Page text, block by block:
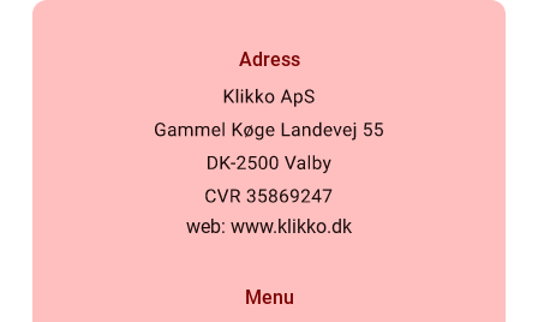
Adress
web: www.klikko.dk
Menu